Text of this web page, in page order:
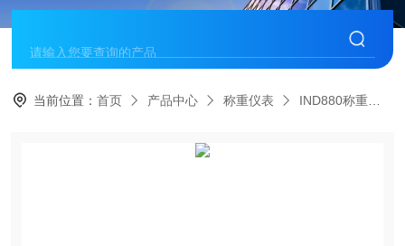
当前位置：首页 产品中心 称重仪表 IND880称重仪表